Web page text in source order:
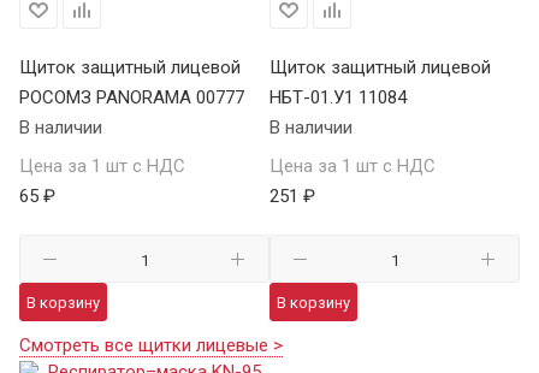
Щиток защитный лицевой
РОСОМЗ PANORAMA 00777
В наличии
Цена за 1 шт с НДС
65 ₽
В корзину
Щиток защитный лицевой
НБТ-01.У1 11084
В наличии
Цена за 1 шт с НДС
251 ₽
В корзину
Смотреть все щитки лицевые >